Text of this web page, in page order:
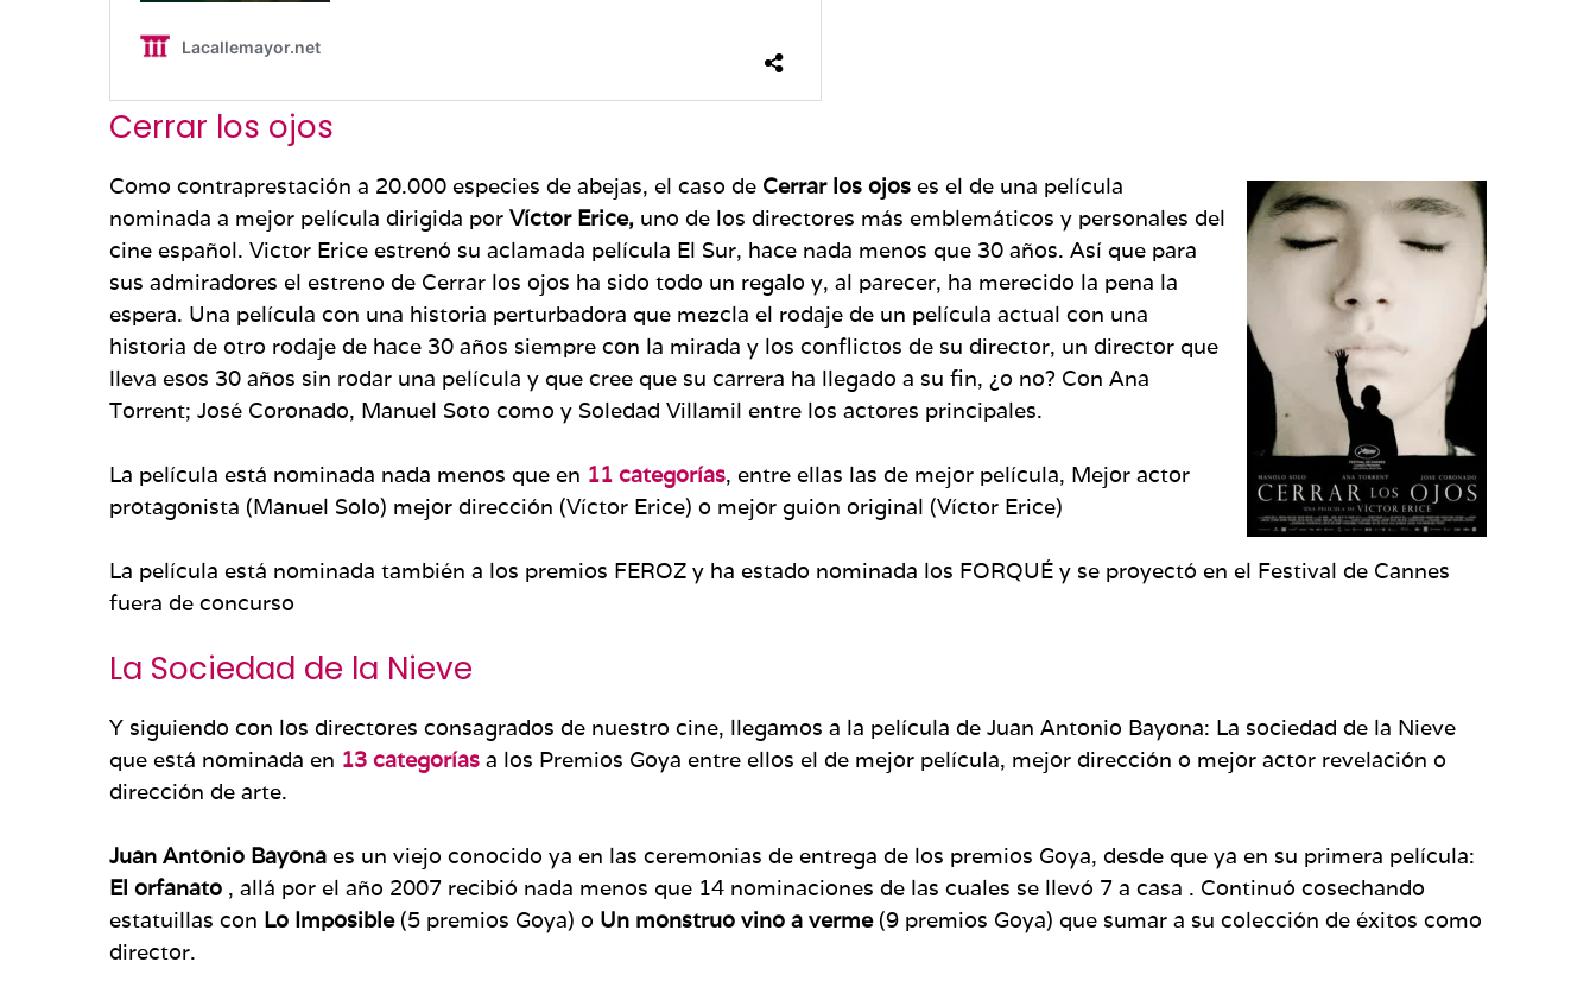
Cerrar los ojos
Como contraprestación a 20.000 especies de abejas, el caso de Cerrar los ojos es el de una película
nominada a mejor película dirigida por Víctor Erice, uno de los directores más emblemáticos y personales del
cine español. Victor Erice estrenó su aclamada película El Sur, hace nada menos que 30 años. Así que para
sus admiradores el estreno de Cerrar los ojos ha sido todo un regalo y, al parecer, ha merecido la pena la
espera. Una película con una historia perturbadora que mezcla el rodaje de un película actual con una
historia de otro rodaje de hace 30 años siempre con la mirada y los conflictos de su director, un director que
lleva esos 30 años sin rodar una película y que cree que su carrera ha llegado a su fin, ¿o no? Con Ana
Torrent; José Coronado, Manuel Soto como y Soledad Villamil entre los actores principales.
La película está nominada nada menos que en 11 categorías, entre ellas las de mejor película, Mejor actor
protagonista (Manuel Solo) mejor dirección (Víctor Erice) o mejor guion original (Víctor Erice)
La película está nominada también a los premios FEROZ y ha estado nominada los FORQUÉ y se proyectó en el Festival de Cannes
fuera de concurso
La Sociedad de la Nieve
Y siguiendo con los directores consagrados de nuestro cine, llegamos a la película de Juan Antonio Bayona: La sociedad de la Nieve
que está nominada en 13 categorías a los Premios Goya entre ellos el de mejor película, mejor dirección o mejor actor revelación o
dirección de arte.
Juan Antonio Bayona es un viejo conocido ya en las ceremonias de entrega de los premios Goya, desde que ya en su primera película:
El orfanato , allá por el año 2007 recibió nada menos que 14 nominaciones de las cuales se llevó 7 a casa . Continuó cosechando
estatuillas con Lo Imposible (5 premios Goya) o Un monstruo vino a verme(9 premios Goya) que sumar a su colección de éxitos como
director.